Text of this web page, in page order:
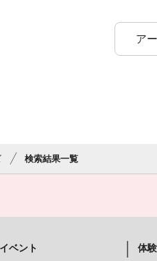
ア
検索結果一覧
ベント 体